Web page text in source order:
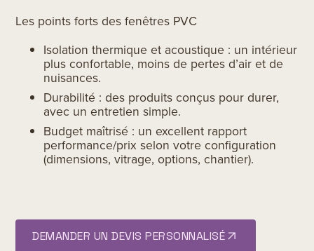
Les points forts des fenêtres PVC
Isolation thermique et acoustique : un intérieur
plus confortable, moins de pertes d’air et de
nuisances.
Durabilité : des produits conçus pour durer,
avec un entretien simple.
Budget maîtrisé : un excellent rapport
performance/prix selon votre configuration
(dimensions, vitrage, options, chantier).
DEMANDER UN DEVIS PERSONNALISÉ